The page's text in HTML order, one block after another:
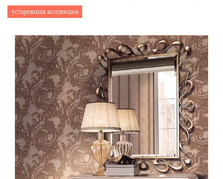
устаревшая коллекция